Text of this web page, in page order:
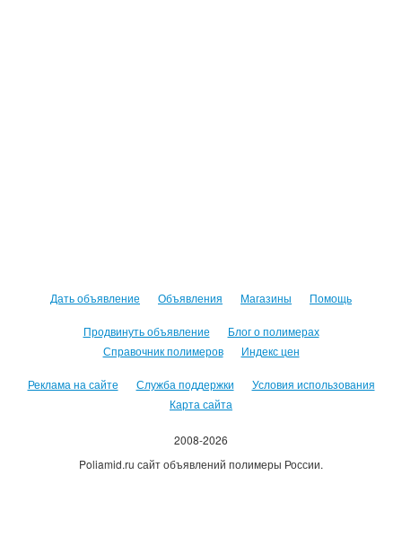
Дать объявление Объявления Магазины Помощь
Продвинуть объявление
Блог о полимерах
Справочник полимеров
Индекс цен
Реклама на сайте Служба поддержки
Условия использования
Карта сайта
2008-2026
Poliamid.ru сайт объявлений полимеры России.